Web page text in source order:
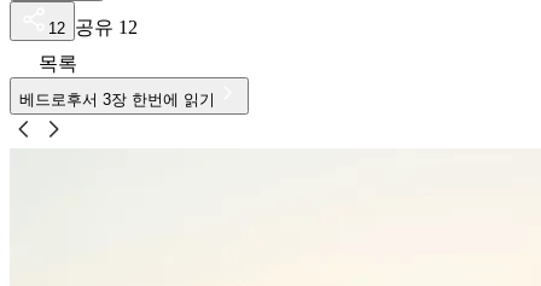
12 공유 12
목록
베드로후서 3장 한번에 읽기